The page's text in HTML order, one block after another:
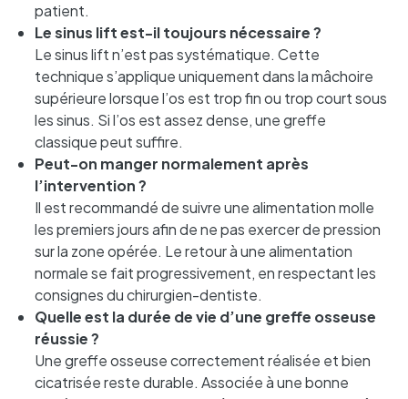
patient.
Le sinus lift est-il toujours nécessaire ?
Le sinus lift n’est pas systématique. Cette
technique s’applique uniquement dans la mâchoire
supérieure lorsque l’os est trop fin ou trop court sous
les sinus. Si l’os est assez dense, une greffe
classique peut suffire.
Peut-on manger normalement après
l’intervention ?
Il est recommandé de suivre une alimentation molle
les premiers jours afin de ne pas exercer de pression
sur la zone opérée. Le retour à une alimentation
normale se fait progressivement, en respectant les
consignes du chirurgien-dentiste.
Quelle est la durée de vie d’une greffe osseuse
réussie ?
Une greffe osseuse correctement réalisée et bien
cicatrisée reste durable. Associée à une bonne